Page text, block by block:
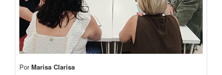
PorMarisa Clarisa